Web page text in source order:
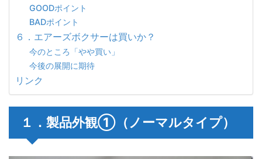
GOODポイント
BADポイント
６．エアーズボクサーは買いか？
今のところ「やや買い」
今後の展開に期待
リンク
１．製品外観①（ノーマルタイプ）